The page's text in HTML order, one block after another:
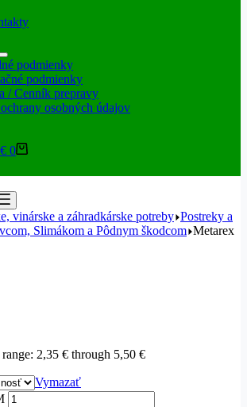
podmienky
podmienky
/ Cenník prepravy
osobných údajov
€ 0
vinárske a záhradkárske potreby Postreky a
Slimákom a Pôdnym škodcom Metarex
range: 2,35 € through 5,50 €
Vymazať